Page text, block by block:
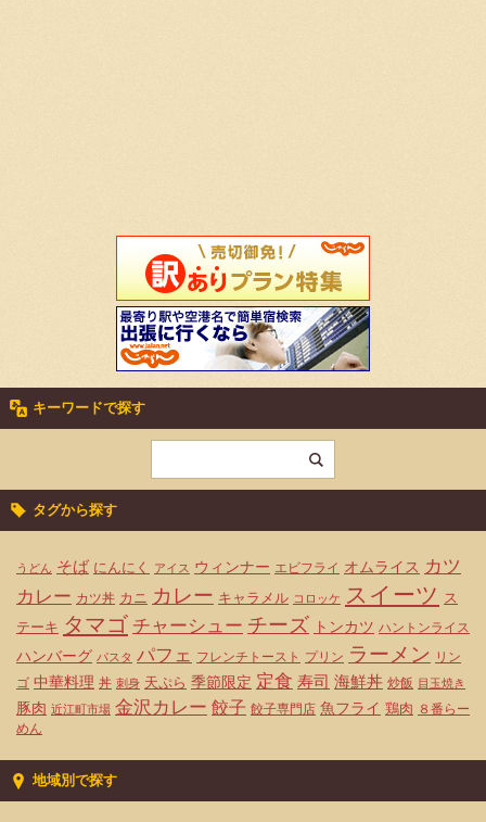
キーワードで探す
タグから探す
うどん そば にんにく アイス ウィンナー エビフライ オムライス カツ
カレー カツ丼 カニ カレー キャラメル コロッケ スイーツ ス
テーキ タマゴ チャーシュー チーズ トンカツ ハントンライス
ハンバーグ パスタ パフェ フレンチトースト プリン ラーメン リン
ゴ 中華料理 丼 刺身 天ぷら 季節限定 定食 寿司 海鮮丼 炒飯 目玉焼き
豚肉 近江町市場 金沢カレー 餃子 餃子専門店 魚フライ 鶏肉 ８番らー
めん
地域別で探す